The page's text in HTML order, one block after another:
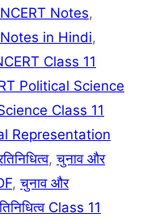
Notes,
in Hindi,
Class 11
Political Science
Class 11
Representation
,चुनाव और
,चुनाव और
Class 11